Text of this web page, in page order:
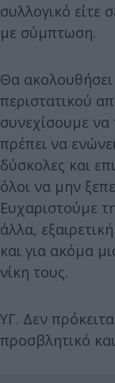
συλλογικό είτε
με σύμπτωση.
Θα ακολουθήσει
περιστατικού
συνεχίσουμε
πρέπει να
δύσκολες και
όλοι να μην
Ευχαριστούμε
άλλα,
και για ακόμα
νίκη τους.
ΥΓ. Δεν
προσβλητικό